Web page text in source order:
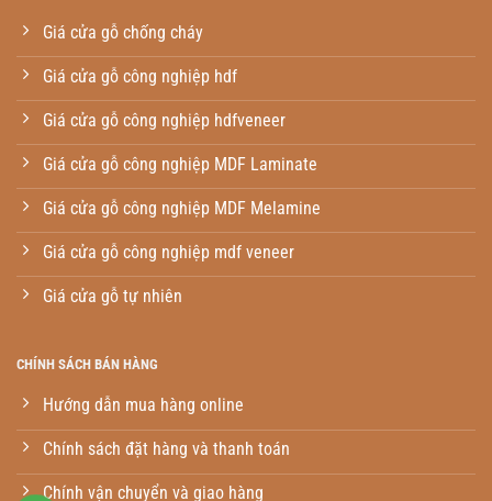
Giá cửa gỗ chống cháy
Giá cửa gỗ công nghiệp hdf
Giá cửa gỗ công nghiệp hdfveneer
Giá cửa gỗ công nghiệp MDF Laminate
Giá cửa gỗ công nghiệp MDF Melamine
Giá cửa gỗ công nghiệp mdf veneer
Giá cửa gỗ tự nhiên
CHÍNH SÁCH BÁN HÀNG
Hướng dẫn mua hàng online
Chính sách đặt hàng và thanh toán
Chính vận chuyển và giao hàng